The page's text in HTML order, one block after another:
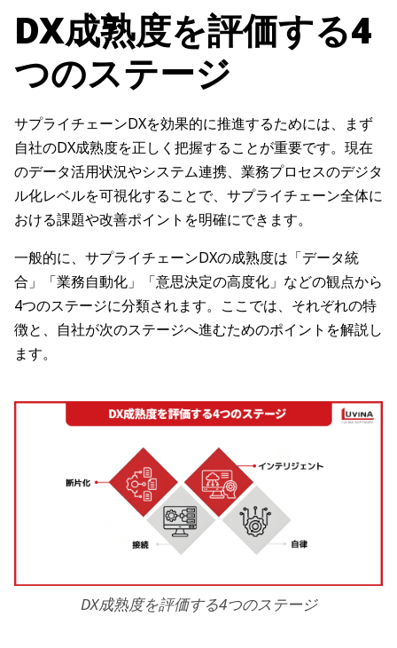
DX成熟度を評価する4
つのステージ
サプライチェーンDXを効果的に推進するためには、まず
自社のDX成熟度を正しく把握することが重要です。現在
のデータ活用状況やシステム連携、業務プロセスのデジタ
ル化レベルを可視化することで、サプライチェーン全体に
おける課題や改善ポイントを明確にできます。
一般的に、サプライチェーンDXの成熟度は「データ統
合」「業務自動化」「意思決定の高度化」などの観点から
4つのステージに分類されます。ここでは、それぞれの特
徴と、自社が次のステージへ進むためのポイントを解説し
ます。
DX成熟度を評価する4つのステージ